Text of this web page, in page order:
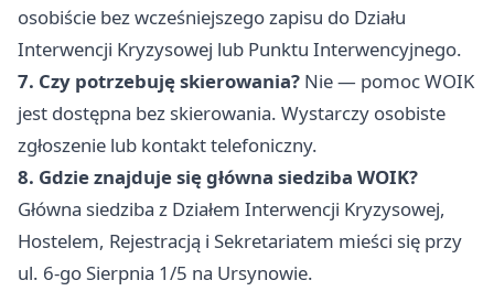
osobiście bez wcześniejszego zapisu do Działu
Interwencji Kryzysowej lub Punktu Interwencyjnego.
7. Czy potrzebuję skierowania? Nie — pomoc WOIK
jest dostępna bez skierowania. Wystarczy osobiste
zgłoszenie lub kontakt telefoniczny.
8. Gdzie znajduje się główna siedziba WOIK?
Główna siedziba z Działem Interwencji Kryzysowej,
Hostelem, Rejestracją i Sekretariatem mieści się przy
ul. 6-go Sierpnia 1/5 na Ursynowie.